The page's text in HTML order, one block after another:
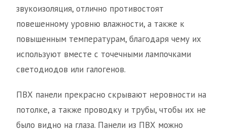
звукоизоляция, отлично противостоят
повешенному уровню влажности, а также к
повышенным температурам, благодаря чему их
используют вместе с точечными лампочками
светодиодов или галогенов.
ПВХ панели прекрасно скрывают неровности на
потолке, а также проводку и трубы, чтобы их не
было видно на глаза. Панели из ПВХ можно